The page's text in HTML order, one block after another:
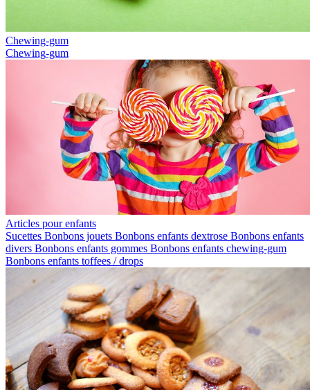
Chewing-gum
Chewing-gum
Articles pour enfants
Sucettes Bonbons jouets Bonbons enfants dextrose Bonbons enfants
divers Bonbons enfants gommes Bonbons enfants chewing-gum
Bonbons enfants toffees / drops